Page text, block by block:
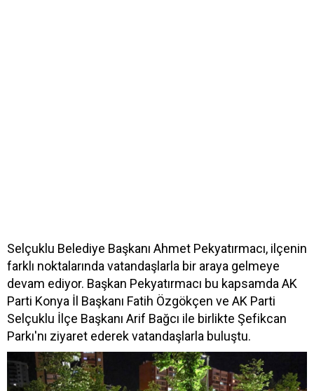
Selçuklu Belediye Başkanı Ahmet Pekyatırmacı, ilçenin
farklı noktalarında vatandaşlarla bir araya gelmeye
devam ediyor. Başkan Pekyatırmacı bu kapsamda AK
Parti Konya İl Başkanı Fatih Özgökçen ve AK Parti
Selçuklu İlçe Başkanı Arif Bağcı ile birlikte Şefikcan
Parkı'nı ziyaret ederek vatandaşlarla buluştu.